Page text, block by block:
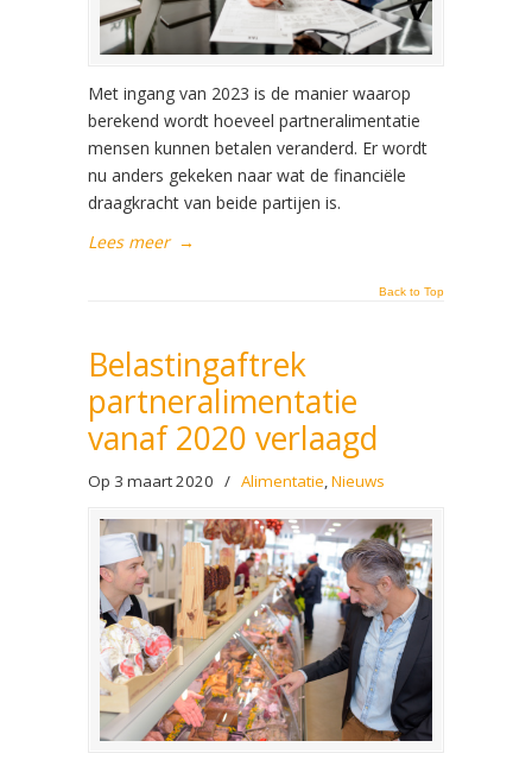
Met ingang van 2023 is de manier waarop
berekend wordt hoeveel partneralimentatie
mensen kunnen betalen veranderd. Er wordt
nu anders gekeken naar wat de financiële
draagkracht van beide partijen is.
Lees meer →
Back to Top
Belastingaftrek
partneralimentatie
vanaf 2020 verlaagd
Op 3 maart 2020 / Alimentatie,Nieuws